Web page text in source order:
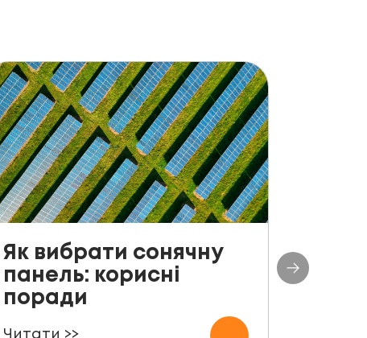
Як вибрати сонячну
панель: корисні
поради
Читати >>
До